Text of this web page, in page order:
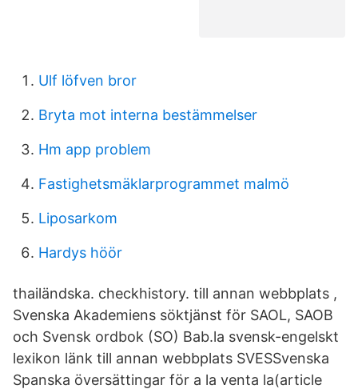
Ulf löfven bror
Bryta mot interna bestämmelser
Hm app problem
Fastighetsmäklarprogrammet malmö
Liposarkom
Hardys höör
thailändska. checkhistory. till annan webbplats ,
Svenska Akademiens söktjänst för SAOL, SAOB
och Svensk ordbok (SO) Bab.la svensk-engelskt
lexikon länk till annan webbplats SVESSvenska
Spanska översättingar för a la venta la(article